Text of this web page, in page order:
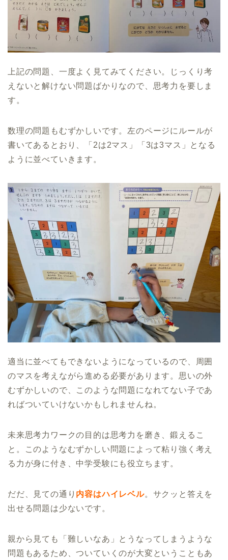
上記の問題、一度よく見てみてください。じっくり考
えないと解けない問題ばかりなので、思考力を要しま
す。
数理の問題もむずかしいです。左のページにルールが
書いてあるとおり、「2は2マス」「3は3マス」となる
ように並べていきます。
適当に並べてもできないようになっているので、周囲
のマスを考えながら進める必要があります。思いの外
むずかしいので、このような問題になれてない子であ
ればついていけないかもしれませんね。
未来思考力ワークの目的は思考力を磨き、鍛えるこ
と。このようなむずかしい問題によって粘り強く考え
る力が身に付き、中学受験にも役立ちます。
だだ、見ての通り 内容はハイレベル。サクッと答えを
出せる問題は少ないです。
親から見ても「難しいなあ」とうなってしまうような
問題もあるため、ついていくのが大変ということもあ